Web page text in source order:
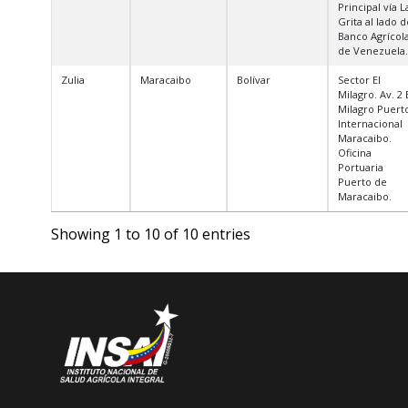
Principal vía
Grita al lado
Banco
de Venezuela.
Zulia Maracaibo Bolívar
Sector El
Milagro. Av. 2
Milagro
Internacional
Maracaibo.
Oficina
Portuaria
Puerto de
Maracaibo.
Showing 1 to 10 of 10 entries